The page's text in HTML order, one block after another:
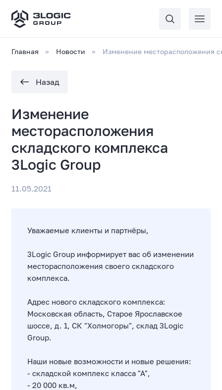
Главная Новости Изменение месторасположения
Назад
Изменение
месторасположения
складского комплекса
3Logic Group
11.05.2021
Уважаемые клиенты и партнёры,
3Logic Group информирует вас об изменении
месторасположения своего складского
комплекса.
Адрес нового складского комплекса:
Московская область, Старое Ярославское
шоссе, д. 1, СК "Холмогоры", склад 3Logic
Group.
Наши новые возможности и новые решения:
- складской комплекс класса "А",
- 20 000 кв.м,